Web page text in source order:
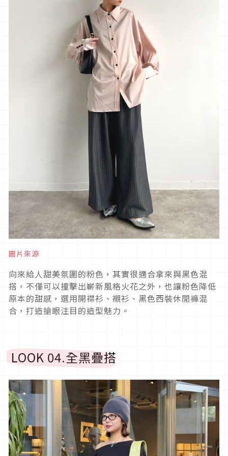
圖片來源
向來給人甜美氛圍的粉色，其實很適合拿來與黑色混
搭，不僅可以撞擊出嶄新風格火花之外，也讓粉色降低
原本的甜感，選用開襟衫、襯衫、黑色西裝休閒褲混
合，打造搶眼注目的造型魅力。
LOOK 04.全黑疊搭